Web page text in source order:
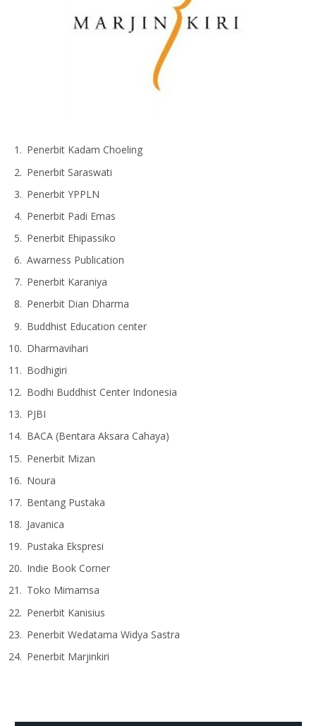
Penerbit Kadam Choeling
Penerbit Saraswati
Penerbit YPPLN
Penerbit Padi Emas
Penerbit Ehipassiko
Awarness Publication
Penerbit Karaniya
Penerbit Dian Dharma
Buddhist Education center
Dharmavihari
Bodhigiri
Bodhi Buddhist Center Indonesia
PJBI
BACA (Bentara Aksara Cahaya)
Penerbit Mizan
Noura
Bentang Pustaka
Javanica
Pustaka Ekspresi
Indie Book Corner
Toko Mimamsa
Penerbit Kanisius
Penerbit Wedatama Widya Sastra
Penerbit Marjinkiri